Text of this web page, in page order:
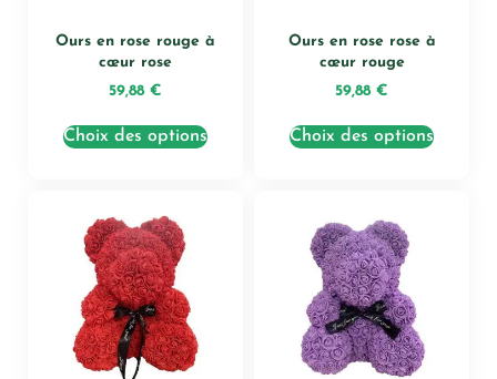
Ours en rose rouge à
cœur rose
59,88 €
Choix des options
Ours en rose rose à
cœur rouge
59,88 €
Choix des options